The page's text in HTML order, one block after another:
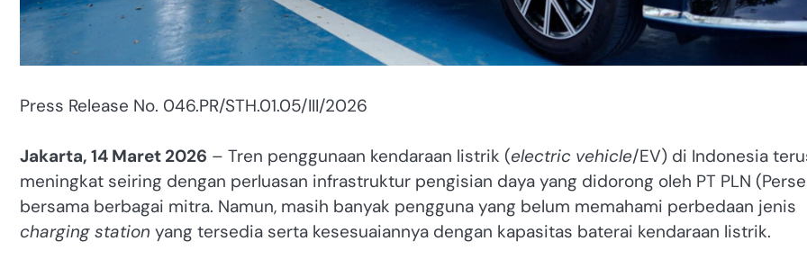
Press Release No. 046.PR/STH.01.05/III/2026
Jakarta, 14 Maret 2026 – Tren penggunaan kendaraan listrik (electric vehicle/EV) di Indonesia
meningkat seiring dengan perluasan infrastruktur pengisian daya yang didorong oleh PT PLN
bersama berbagai mitra. Namun, masih banyak pengguna yang belum memahami perbedaan jenis
charging station yang tersedia serta kesesuaiannya dengan kapasitas baterai kendaraan listrik.